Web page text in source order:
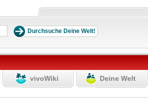
vivoWiki Deine Welt